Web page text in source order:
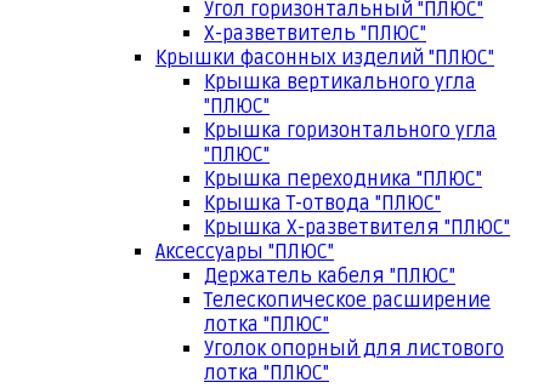
Угол горизонтальный "ПЛЮС"
Х-разветвитель "ПЛЮС"
Крышки фасонных изделий "ПЛЮС"
Крышка вертикального угла
"ПЛЮС"
Крышка горизонтального угла
"ПЛЮС"
Крышка переходника "ПЛЮС"
Крышка Т-отвода "ПЛЮС"
Крышка Х-разветвителя "ПЛЮС"
Аксессуары "ПЛЮС"
Держатель кабеля "ПЛЮС"
Телескопическое расширение
лотка "ПЛЮС"
Уголок опорный для листового
лотка "ПЛЮС"